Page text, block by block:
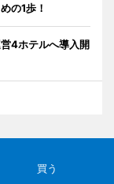
の1歩！
4ホテルへ導入開
買う